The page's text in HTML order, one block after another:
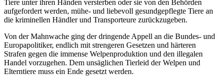
Tiere unter ihren Händen versterben oder sie von den Behörden
aufgefordert werden, mühe- und liebevoll gesundgepflegte Tiere an
die kriminellen Händler und Transporteure zurückzugeben.
Von der Mahnwache ging der dringende Appell an die Bundes- und
Europapolitiker, endlich mit strengeren Gesetzen und härteren
Strafen gegen die immense Welpenproduktion und den illegalen
Handel vorzugehen. Dem unsäglichen Tierleid der Welpen und
Elterntiere muss ein Ende gesetzt werden.